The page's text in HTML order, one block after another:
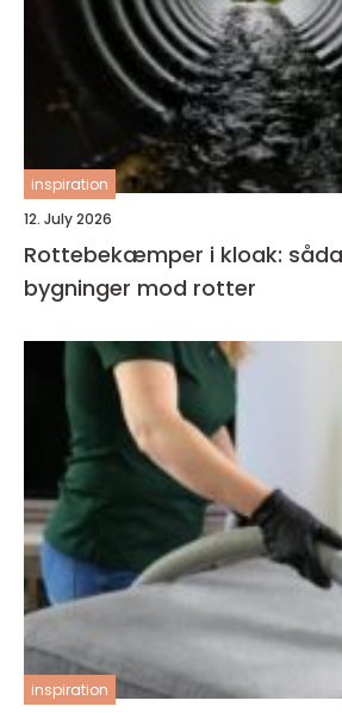
inspiration
12. July 2026
Rottebekæmper i kloak:
bygninger mod rotter
inspiration